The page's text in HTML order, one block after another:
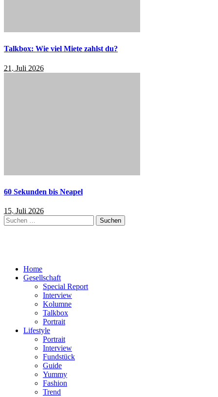
Talkbox: Wie viel Miete zahlst du?
21. Juli 2026
60 Sekunden bis Neapel
15. Juli 2026
Suchen
nach:
Home
Gesellschaft
Special Report
Interview
Kolumne
Talkbox
Portrait
Lifestyle
Portrait
Interview
Fundstück
Guide
Yummy
Fashion
Trend